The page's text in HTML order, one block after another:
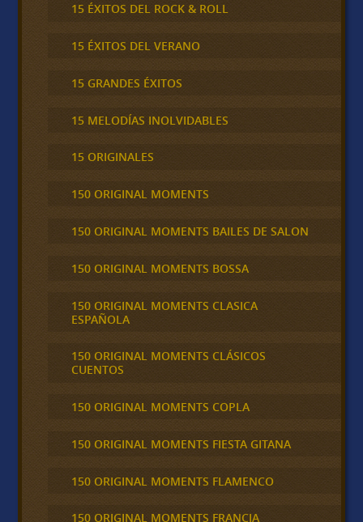
15 ÉXITOS DEL ROCK & ROLL
15 ÉXITOS DEL VERANO
15 GRANDES ÉXITOS
15 MELODÍAS INOLVIDABLES
15 ORIGINALES
150 ORIGINAL MOMENTS
150 ORIGINAL MOMENTS BAILES DE SALON
150 ORIGINAL MOMENTS BOSSA
150 ORIGINAL MOMENTS CLASICA
ESPAÑOLA
150 ORIGINAL MOMENTS CLÁSICOS
CUENTOS
150 ORIGINAL MOMENTS COPLA
150 ORIGINAL MOMENTS FIESTA GITANA
150 ORIGINAL MOMENTS FLAMENCO
150 ORIGINAL MOMENTS FRANCIA